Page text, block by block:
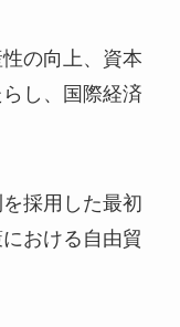
の向上、資本
し、国際経済
採用した最初
おける自由貿